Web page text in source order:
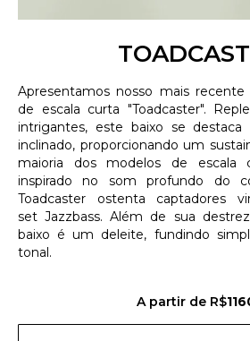
Apresentamos nosso mais
de escala curta "Toadcaster".
intrigantes, este baixo se
inclinado, proporcionando um
maioria dos modelos de escala
inspirado no som profundo do
Toadcaster ostenta captadores
set Jazzbass. Além de sua
baixo é um deleite, fundindo
tonal.
A partir de R$